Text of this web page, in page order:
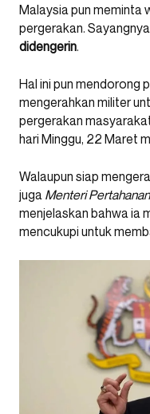
Malaysia pun meminta
pergerakan.
didengerin.
Hal ini pun mendorong
mengerahkan militer
pergerakan
hari Minggu, 22 Maret
Walaupun siap
juga Menteri
menjelaskan bahwa ia
mencukupi untuk